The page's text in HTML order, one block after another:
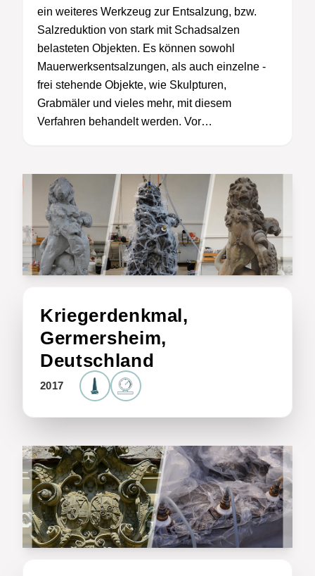
ein weiteres Werkzeug zur Entsalzung, bzw.
Salzreduktion von stark mit Schadsalzen
belasteten Objekten. Es können sowohl
Mauerwerksentsalzungen, als auch einzelne -
frei stehende Objekte, wie Skulpturen,
Grabmäler und vieles mehr, mit diesem
Verfahren behandelt werden. Vor…
Kriegerdenkmal,
Germersheim,
Deutschland
2017